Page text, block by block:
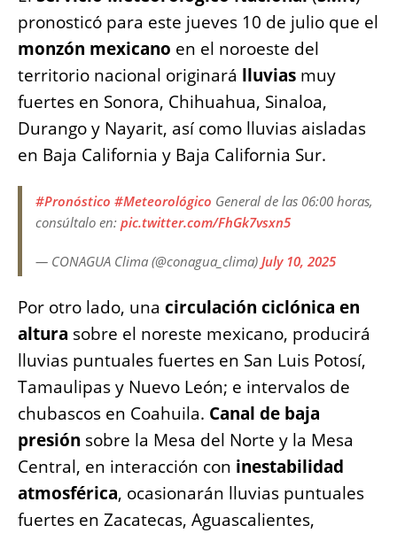
b
o
o
k
A
p
p
n
g
er
Li
n
k
pronosticó para este jueves 10 de julio que el
monzón mexicano en el noroeste del
territorio nacional originará lluvias muy
fuertes en Sonora, Chihuahua, Sinaloa,
Durango y Nayarit, así como lluvias aisladas
en Baja California y Baja California Sur.
#Pronóstico #Meteorológico General de las 06:00 horas,
consúltalo en: pic.twitter.com/FhGk7vsxn5
— CONAGUA Clima (@conagua_clima) July 10, 2025
Por otro lado, una circulación ciclónica en
altura sobre el noreste mexicano, producirá
lluvias puntuales fuertes en San Luis Potosí,
Tamaulipas y Nuevo León; e intervalos de
chubascos en Coahuila. Canal de baja
presión sobre la Mesa del Norte y la Mesa
Central, en interacción con inestabilidad
atmosférica, ocasionarán lluvias puntuales
fuertes en Zacatecas, Aguascalientes,